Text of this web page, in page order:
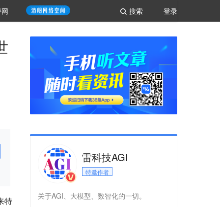
登录
搜索
特
雷科技AGI
特邀作者
关于AGI、大模型、数智化的一切。